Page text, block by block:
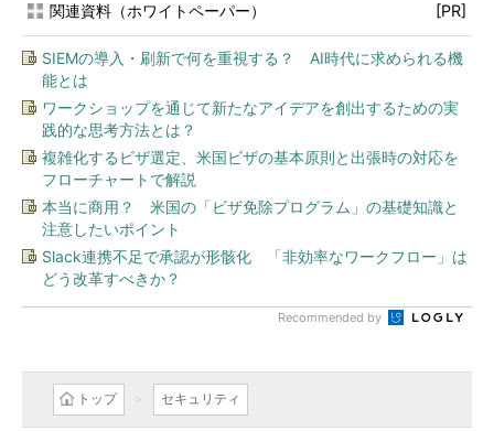
関連資料（ホワイトペーパー） [PR]
SIEMの導入・刷新で何を重視する？ AI時代に求められる機
能とは
ワークショップを通じて新たなアイデアを創出するための実
践的な思考方法とは？
複雑化するビザ選定、米国ビザの基本原則と出張時の対応を
フローチャートで解説
本当に商用？ 米国の「ビザ免除プログラム」の基礎知識と
注意したいポイント
Slack連携不足で承認が形骸化 「非効率なワークフロー」は
どう改革すべきか？
Recommended by
トップ セキュリティ